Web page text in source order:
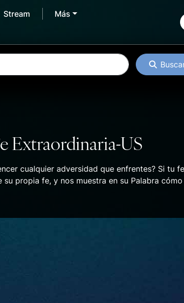
Stream Más
Extraordinaria-US
cualquier adversidad que enfrentes? Si tu fe
propia fe, y nos muestra en su Palabra cómo